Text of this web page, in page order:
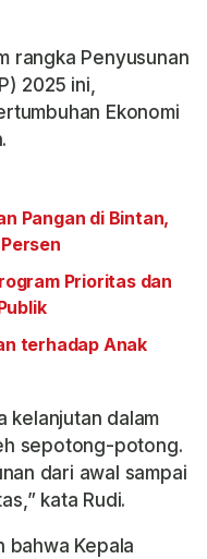
rangka Penyusunan
2025 ini,
Ekonomi
Pangan di Bintan,
Prioritas dan
terhadap Anak
kelanjutan dalam
sepotong-potong.
dari awal sampai
kata Rudi.
bahwa Kepala